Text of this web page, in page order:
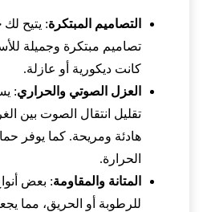
التصاميم المبتكرة: يتيح لك
تصاميم مبتكرة وجميلة
كانت ديكورية أو عازلة.
العزل الصوتي والحراري:
تقليل انتقال الصوت بين
هادئة ومريحة. كما يوفر
الحرارة.
المتانة والمقاومة: بعض
للرطوبة أو الحريق، مما